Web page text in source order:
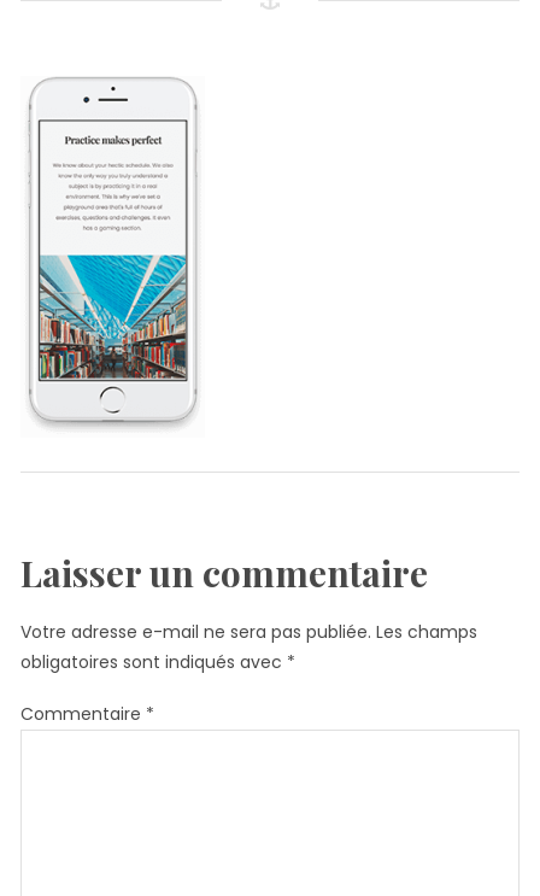
Laisser un commentaire
Votre adresse e-mail ne sera pas publiée. Les champs
obligatoires sont indiqués avec *
Commentaire *